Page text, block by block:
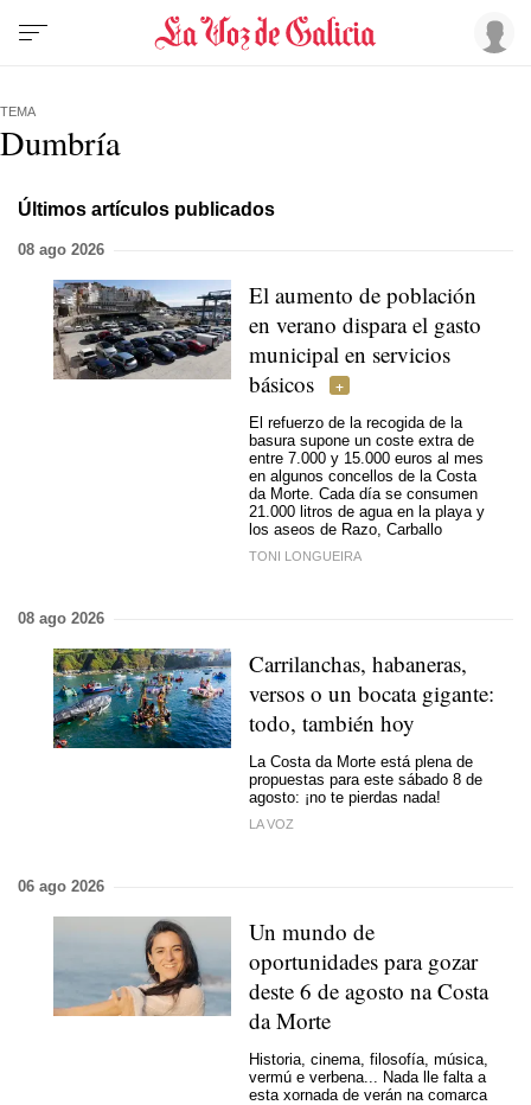
TEMA
Dumbría
Últimos artículos publicados
08 ago 2026
El aumento de población
en verano dispara el gasto
municipal en servicios
básicos
El refuerzo de la recogida de la
basura supone un coste extra de
entre 7.000 y 15.000 euros al mes
en algunos concellos de la Costa
da Morte. Cada día se consumen
21.000 litros de agua en la playa y
los aseos de Razo, Carballo
TONI LONGUEIRA
08 ago 2026
Carrilanchas, habaneras,
versos o un bocata gigante:
todo, también hoy
La Costa da Morte está plena de
propuestas para este sábado 8 de
agosto: ¡no te pierdas nada!
LA VOZ
06 ago 2026
Un mundo de
oportunidades para gozar
deste 6 de agosto na Costa
da Morte
Historia, cinema, filosofía, música,
vermú e verbena... Nada lle falta a
esta xornada de verán na comarca